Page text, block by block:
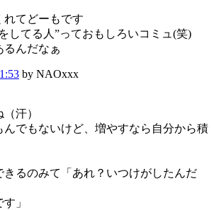
れてどーもです
してる人”っておもしろいコミュ(笑)
るんだなぁ
by NAOxxx
汗）
んでもないけど、増やすなら自分から積
きるのみて「あれ？いつけがしたんだ
」